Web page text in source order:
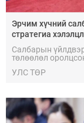
Эрчим хүчний
стратегиа
Салбарын
төлөөлөл
УЛС ТӨР